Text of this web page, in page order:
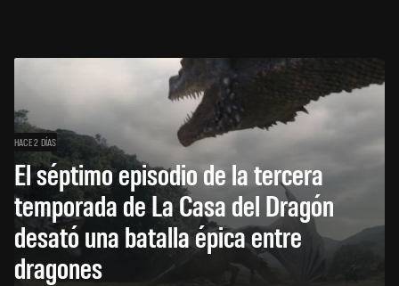
HACE 2 DÍAS
El séptimo episodio de la tercera
temporada de La Casa del Dragón
desató una batalla épica entre
dragones